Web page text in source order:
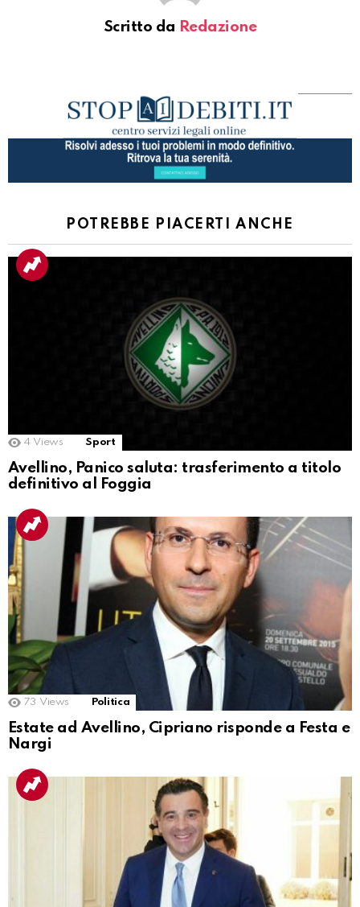
Scritto da Redazione
POTREBBE PIACERTI ANCHE
4 Views Sport
Avellino, Panico saluta: trasferimento a titolo
definitivo al Foggia
73 Views Politica
Estate ad Avellino, Cipriano risponde a Festa e
Nargi